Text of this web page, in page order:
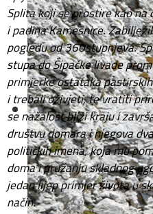
Splita koji se prostire kao
i padina Kamešnice.
pogledu od 360stupnjeva.
stupa do Šipačke livade
primjerke ostataka
i trebali oživjeti, te vratiti
se nažalost bliži kraju i
društvu domara i njegova
političkih imena, koja mu
doma i pružanju skladnog
jedan lijep primjer života u
način.